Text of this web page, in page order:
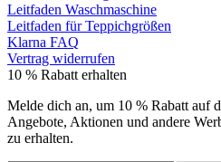
Leitfaden Waschmaschine
Leitfaden für Teppichgrößen
Klarna FAQ
Vertrag widerrufen
10 % Rabatt erhalten
Melde dich an, um 10 % Rabatt auf
Angebote, Aktionen und andere
zu erhalten.